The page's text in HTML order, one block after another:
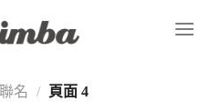
名 / 頁面 4